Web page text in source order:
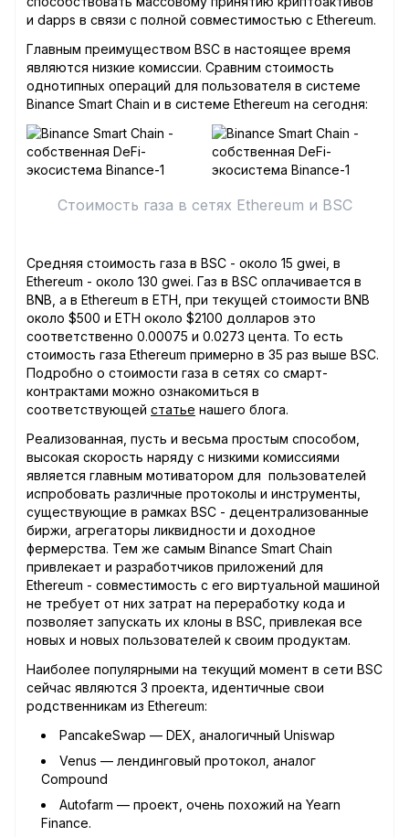
и dapps в связи с полной совместимостью с Ethereum.
Главным преимуществом BSC в настоящее время
являются низкие комиссии. Сравним стоимость
однотипных операций для пользователя в системе
Binance Smart Chain и в системе Ethereum на сегодня:
Стоимость газа в сетях Ethereum и BSC
Средняя стоимость газа в BSC - около 15 gwei, в
Ethereum - около 130 gwei. Газ в BSC оплачивается в
BNB, а в Ethereum в ETH, при текущей стоимости BNB
около $500 и ETH около $2100 долларов это
соответственно 0.00075 и 0.0273 цента. То есть
стоимость газа Ethereum примерно в 35 раз выше BSC.
Подробно о стоимости газа в сетях со смарт-
контрактами можно ознакомиться в
соответствующей статье нашего блога.
Реализованная, пусть и весьма простым способом,
высокая скорость наряду с низкими комиссиями
является главным мотиватором для пользователей
испробовать различные протоколы и инструменты,
существующие в рамках BSC - децентрализованные
биржи, агрегаторы ликвидности и доходное
фермерства. Тем же самым Binance Smart Chain
привлекает и разработчиков приложений для
Ethereum - совместимость с его виртуальной машиной
не требует от них затрат на переработку кода и
позволяет запускать их клоны в BSC, привлекая все
новых и новых пользователей к своим продуктам.
Наиболее популярными на текущий момент в сети BSC
сейчас являются 3 проекта, идентичные свои
родственникам из Ethereum:
PancakeSwap — DEX, аналогичный Uniswap
Venus — лендинговый протокол, аналог
Compound
Autofarm — проект, очень похожий на Yearn
Finance.